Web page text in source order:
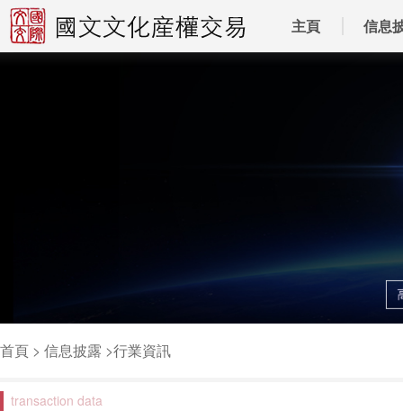
主頁 信息
首頁 > 信息披露 >行業資訊
transaction data